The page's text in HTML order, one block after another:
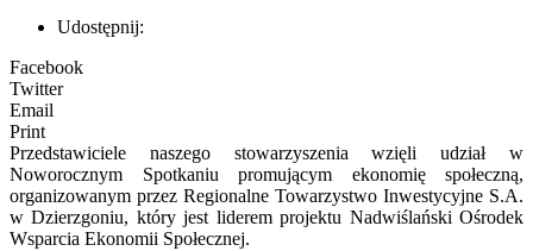
Udostępnij:
Facebook
Twitter
Email
Print
Przedstawiciele naszego stowarzyszenia wzięli udział w
Noworocznym Spotkaniu promującym ekonomię społeczną,
organizowanym przez Regionalne Towarzystwo Inwestycyjne S.A.
w Dzierzgoniu, który jest liderem projektu Nadwiślański Ośrodek
Wsparcia Ekonomii Społecznej.